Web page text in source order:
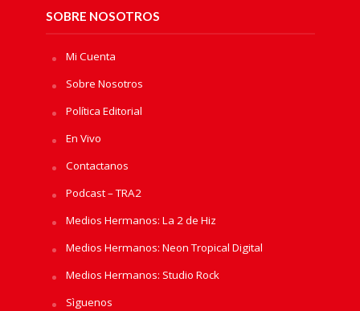
SOBRE NOSOTROS
Mi Cuenta
Sobre Nosotros
Política Editorial
En Vivo
Contactanos
Podcast – TRA2
Medios Hermanos: La 2 de Hiz
Medios Hermanos: Neon Tropical Digital
Medios Hermanos: Studio Rock
Sìguenos